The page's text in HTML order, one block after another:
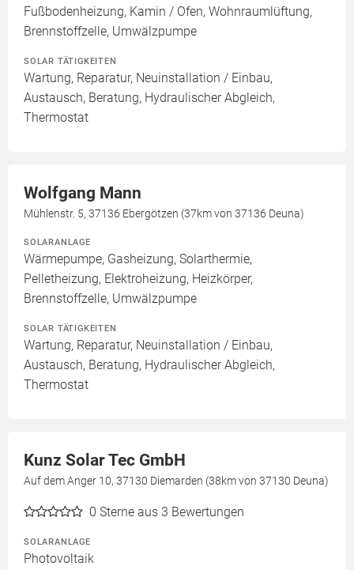
Fußbodenheizung, Kamin / Ofen, Wohnraumlüftung,
Brennstoffzelle, Umwälzpumpe
SOLAR TÄTIGKEITEN
Wartung, Reparatur, Neuinstallation / Einbau,
Austausch, Beratung, Hydraulischer Abgleich,
Thermostat
Wolfgang Mann
Mühlenstr. 5, 37136 Ebergötzen (37km von 37136 Deuna)
SOLARANLAGE
Wärmepumpe, Gasheizung, Solarthermie,
Pelletheizung, Elektroheizung, Heizkörper,
Brennstoffzelle, Umwälzpumpe
SOLAR TÄTIGKEITEN
Wartung, Reparatur, Neuinstallation / Einbau,
Austausch, Beratung, Hydraulischer Abgleich,
Thermostat
Kunz Solar Tec GmbH
Auf dem Anger 10, 37130 Diemarden (38km von 37130 Deuna)
0 Sterne aus 3 Bewertungen
SOLARANLAGE
Photovoltaik